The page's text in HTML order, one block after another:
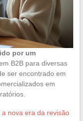
por um
B2B para diversas
ser encontrado em
em
nova era da revisão